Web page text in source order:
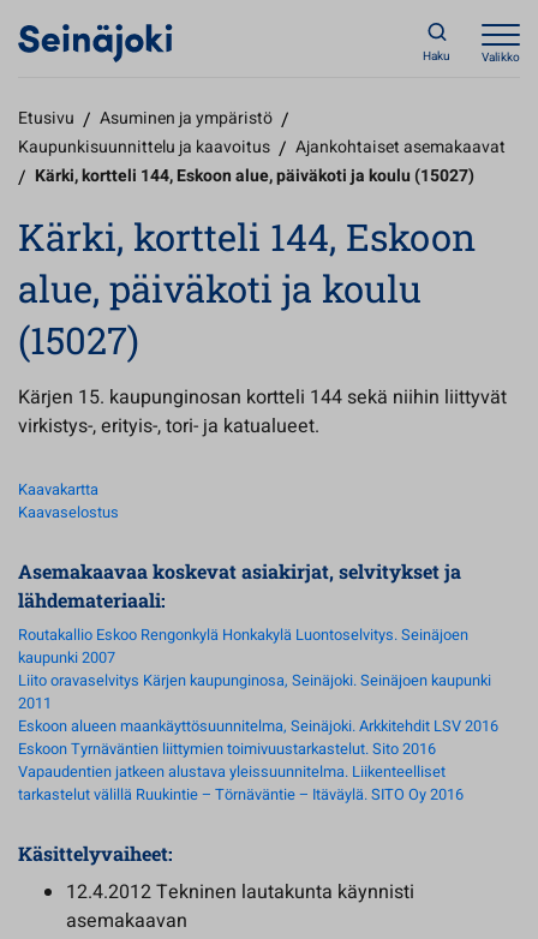
Haku Valikko
Etusivu / Asuminen ja ympäristö /
Kaupunkisuunnittelu ja kaavoitus / Ajankohtaiset asemakaavat
/ Kärki, kortteli 144, Eskoon alue, päiväkoti ja koulu (15027)
Kärki, kortteli 144, Eskoon
alue, päiväkoti ja koulu
(15027)
Kärjen 15. kaupunginosan kortteli 144 sekä niihin liittyvät
virkistys-, erityis-, tori- ja katualueet.
Kaavakartta
Kaavaselostus
Asemakaavaa koskevat asiakirjat, selvitykset ja
lähdemateriaali:
Routakallio Eskoo Rengonkylä Honkakylä Luontoselvitys. Seinäjoen
kaupunki 2007
Liito oravaselvitys Kärjen kaupunginosa, Seinäjoki. Seinäjoen kaupunki
2011
Eskoon alueen maankäyttösuunnitelma, Seinäjoki. Arkkitehdit LSV 2016
Eskoon Tyrnäväntien liittymien toimivuustarkastelut. Sito 2016
Vapaudentien jatkeen alustava yleissuunnitelma. Liikenteelliset
tarkastelut välillä Ruukintie – Törnäväntie – Itäväylä. SITO Oy 2016
Käsittelyvaiheet:
12.4.2012 Tekninen lautakunta käynnisti
asemakaavan